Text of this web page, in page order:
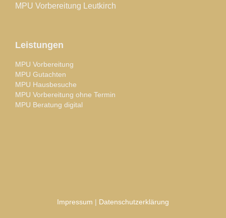
MPU Vorbereitung Leutkirch
Leistungen
MPU Vorbereitung
MPU Gutachten
MPU Hausbesuche
MPU Vorbereitung ohne Termin
MPU Beratung digital
Impressum Datenschutzerklärung